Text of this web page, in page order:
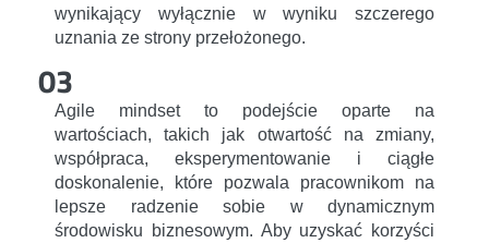
wynikający wyłącznie w wyniku szczerego
uznania ze strony przełożonego.
03
Agile mindset to podejście oparte na
wartościach, takich jak otwartość na zmiany,
współpraca, eksperymentowanie i ciągłe
doskonalenie, które pozwala pracownikom na
lepsze radzenie sobie w dynamicznym
środowisku biznesowym. Aby uzyskać korzyści